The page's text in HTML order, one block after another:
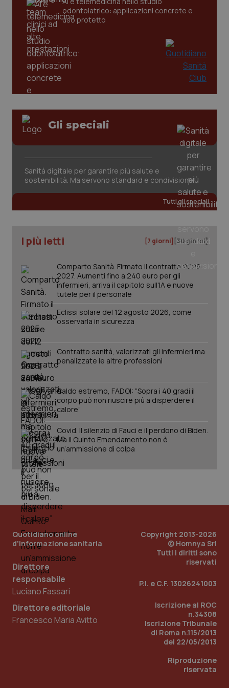
odontoiatrico: applicazioni concrete e
uso protetto
Gli speciali
Sanità digitale per garantire più salute e
sostenibilità. Ma servono standard e condivisione
Tutti gli speciali
I più letti [7 giorni] [30 giorni]
Comparto Sanità. Firmato il contratto 2025-
2027. Aumenti fino a 240 euro per gli
infermieri, arriva il capitolo sull'IA e nuove
tutele per il personale
Eclissi solare del 12 agosto 2026, come
osservarla in sicurezza
Contratto sanità, valorizzati gli infermieri ma
penalizzate le altre professioni
Caldo estremo, FADOI: “Sopra i 40 gradi il
corpo può non riuscire più a disperdere il
calore”
Covid. Il silenzio di Fauci e il perdono di Biden.
Ma il Quinto Emendamento non è
un’ammissione di colpa
Quotidiano online
d'informazione sanitaria
Direttore
responsabile
Luciano Fassari
Direttore editoriale
Francesco Maria Avitto
Copyright 2013-2026
© Homnya Srl
Tutti i diritti sono
riservati
P.I. e C.F. 13026241003
Iscrizione al ROC
n.34308
Iscrizione Tribunale
di Roma n.115/2013
del 22/05/2013
Riproduzione
riservata
www.quotidianosanita.it
tracking-sites-ironfish-
www.quotidianosanita.it
tracking-sites-ironfish-
session-id
_ga
Google LLC
PHPSESSID
PHP.net
www.quotidianosanita.it